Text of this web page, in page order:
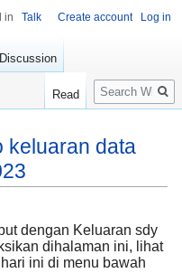
keluaran data
dengan Keluaran sdy
dihalaman ini, lihat
ini di menu bawah
in Talk Create account Log in
Discussion
Read
Search